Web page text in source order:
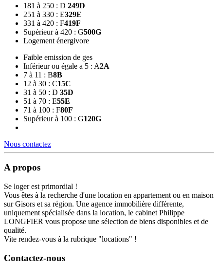
181 à 250 : D 249D
251 à 330 : E329E
331 à 420 : F419F
Supérieur à 420 : G500G
Logement énergivore
Faible emission de ges
Inférieur ou égale a 5 : A2A
7 à 11 : B8B
12 à 30 : C15C
31 à 50 : D 35D
51 à 70 : E55E
71 à 100 : F80F
Supérieur à 100 : G120G
Nous contactez
A propos
Se loger est primordial !
Vous êtes à la recherche d'une location en appartement ou en maison
sur Gisors et sa région. Une agence immobilière différente,
uniquement spécialisée dans la location, le cabinet Philippe
LONGFIER vous propose une sélection de biens disponibles et de
qualité.
Vite rendez-vous à la rubrique "locations" !
Contactez-nous